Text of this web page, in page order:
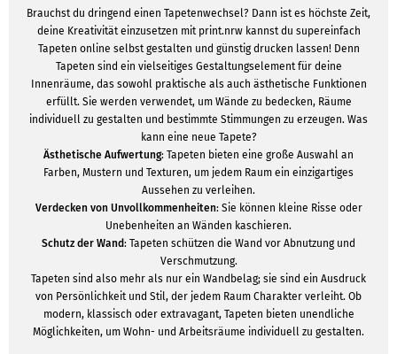
Brauchst du dringend einen Tapetenwechsel? Dann ist es höchste Zeit,
deine Kreativität einzusetzen mit print.nrw kannst du supereinfach
Tapeten online selbst gestalten und günstig drucken lassen! Denn
Tapeten sind ein vielseitiges Gestaltungselement für deine
Innenräume, das sowohl praktische als auch ästhetische Funktionen
erfüllt. Sie werden verwendet, um Wände zu bedecken, Räume
individuell zu gestalten und bestimmte Stimmungen zu erzeugen. Was
kann eine neue Tapete?
Ästhetische Aufwertung: Tapeten bieten eine große Auswahl an
Farben, Mustern und Texturen, um jedem Raum ein einzigartiges
Aussehen zu verleihen.
Verdecken von Unvollkommenheiten: Sie können kleine Risse oder
Unebenheiten an Wänden kaschieren.
Schutz der Wand: Tapeten schützen die Wand vor Abnutzung und
Verschmutzung.
Tapeten sind also mehr als nur ein Wandbelag; sie sind ein Ausdruck
von Persönlichkeit und Stil, der jedem Raum Charakter verleiht. Ob
modern, klassisch oder extravagant, Tapeten bieten unendliche
Möglichkeiten, um Wohn- und Arbeitsräume individuell zu gestalten.